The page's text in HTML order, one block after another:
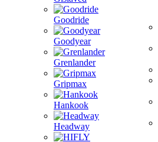
Goodride
Goodyear
Grenlander
Gripmax
Hankook
Headway